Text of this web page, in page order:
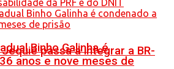
passa a integrar a BR-
Binho Galinha é
anos e nove meses de